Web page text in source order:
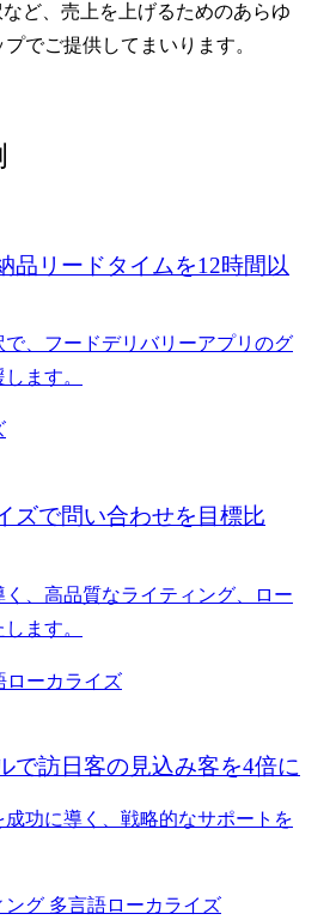
ど、売上を上げるためのあらゆ
でご提供してまいります。
品リードタイムを12時間以
、フードデリバリーアプリのグ
ます。
ズで問い合わせを目標比
く、高品質なライティング、ロー
ます。
ローカライズ
で訪日客の見込み客を4倍に
功に導く、戦略的なサポートを
ング 多言語ローカライズ